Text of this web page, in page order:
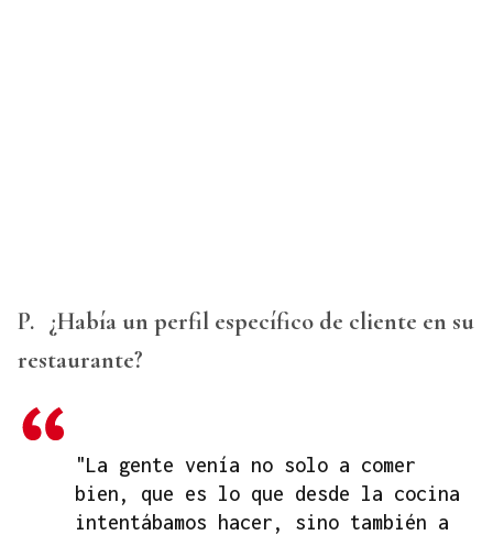
P.
¿Había un perfil específico de cliente en su
restaurante?
"La gente venía no solo a comer
bien, que es lo que desde la cocina
intentábamos hacer, sino también a